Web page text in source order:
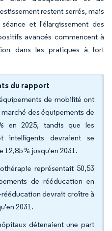
restent serrés, mais
et l'élargissement des
avancés commencent à
dans les pratiques à fort
du rapport
de mobilité ont
des équipements de
en 2025, tandis que les
intelligents devraient se
% jusqu'en 2031.
représentait 50,53
de rééducation en
devrait croître à
2031.
détenaient une part